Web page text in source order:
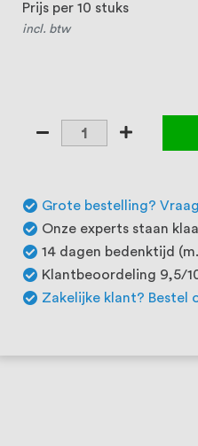
Prijs per 10 stuks
incl. btw
Grote bestelling?
Onze experts staan
14 dagen bedenktijd
Klantbeoordeling 9,5/
Zakelijke klant? Bestel